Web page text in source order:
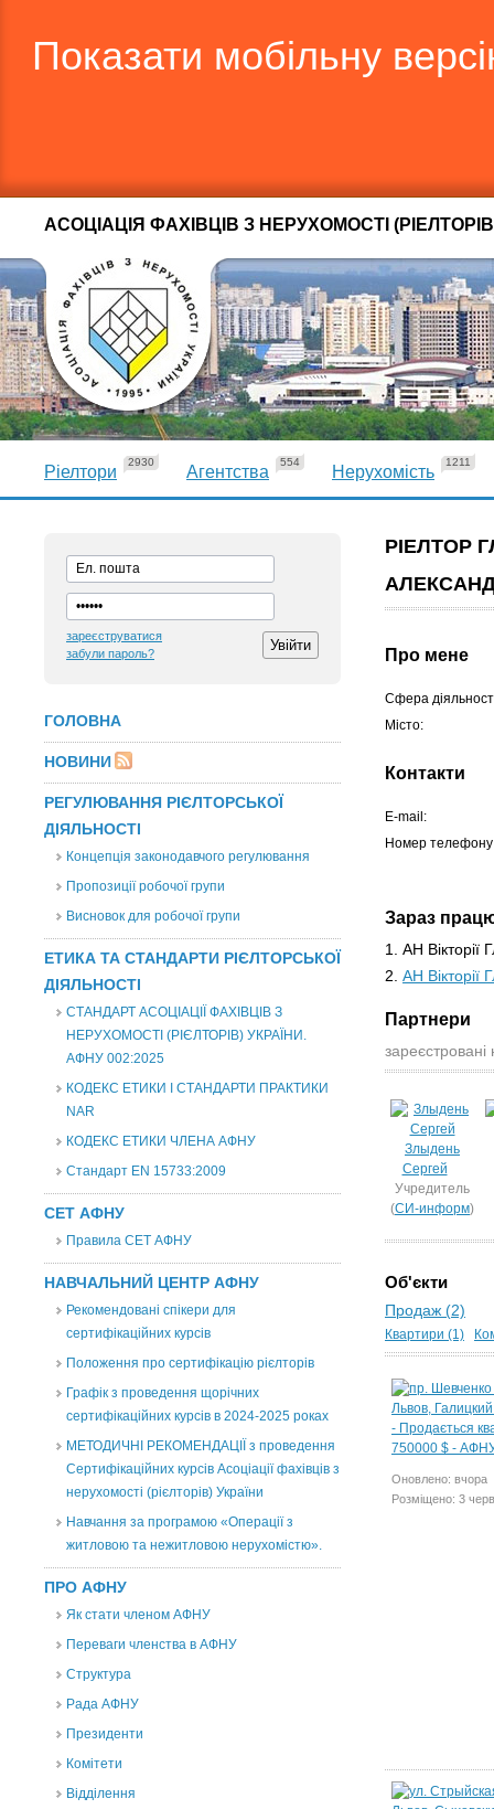
Показати мобільну
АСОЦІАЦІЯ ФАХІВЦІВ З НЕРУХОМОСТІ
Ріелтори
2930
Агентства
554
Нерухомість
1211
зареєструватися
забули пароль?
ГОЛОВНА
НОВИНИ
РЕГУЛЮВАННЯ РІЄЛТОРСЬКОЇ
ДІЯЛЬНОСТІ
Концепція законодавчого регулювання
Пропозиції робочої групи
Висновок для робочої групи
ЕТИКА ТА СТАНДАРТИ РІЄЛТОРСЬКОЇ
ДІЯЛЬНОСТІ
СТАНДАРТ АСОЦІАЦІЇ ФАХІВЦІВ З
НЕРУХОМОСТІ (РІЄЛТОРІВ) УКРАЇНИ.
АФНУ 002:2025
КОДЕКС ЕТИКИ І СТАНДАРТИ ПРАКТИКИ
NAR
КОДЕКС ЕТИКИ ЧЛЕНА АФНУ
Стандарт EN 15733:2009
СЕТ АФНУ
Правила СЕТ АФНУ
НАВЧАЛЬНИЙ ЦЕНТР АФНУ
Рекомендовані спікери для
сертифікаційних курсів
Положення про сертифікацію рієлторів
Графік з проведення щорічних
сертифікаційних курсів в 2024-2025 роках
МЕТОДИЧНІ РЕКОМЕНДАЦІЇ з проведення
Сертифікаційних курсів Асоціації фахівців з
нерухомості (рієлторів) України
Навчання за програмою «Операції з
житловою та нежитловою нерухомістю».
ПРО АФНУ
Як стати членом АФНУ
Переваги членства в АФНУ
Структура
Рада АФНУ
Президенти
Комітети
Відділення
РІЕЛТОР
Про мене
Сфера
Місто:
Контакти
E-mail:
Номер
Зараз
1. АН Вікторії
2. АН Вікторії
Партнери
зареєстровані
Злыдень
Сергей
Учредитель
(СИ-информ)
Об'єкти
Продаж (2)
Квартири (1)
Оновлено: вчора
Розміщено: 3